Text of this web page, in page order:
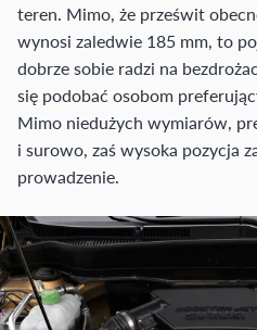
teren. Mimo, że prześwit
wynosi zaledwie 185 mm, to
dobrze sobie radzi na
się podobać osobom
Mimo niedużych wymiarów,
i surowo, zaś wysoka pozycja
prowadzenie.